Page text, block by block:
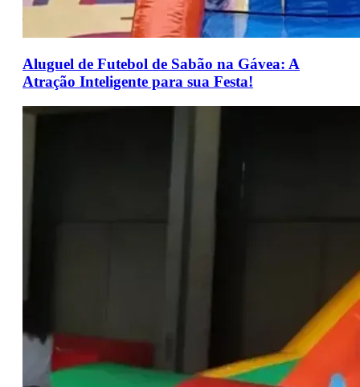
Aluguel de Futebol de Sabão na Gávea: A
Atração Inteligente para sua Festa!